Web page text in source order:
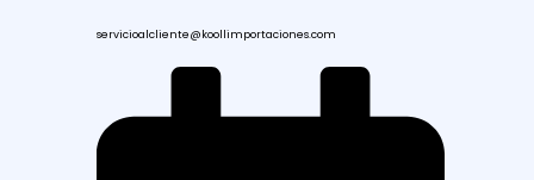
servicioalcliente@koollimportaciones.com